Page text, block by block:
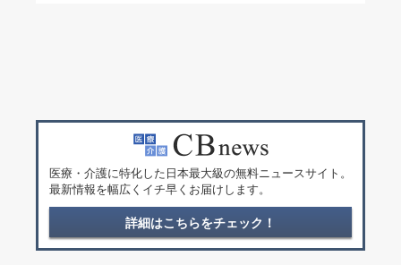
医療・介護に特化した日本最大級の無料ニュースサイト。
最新情報を幅広くイチ早くお届けします。
詳細はこちらをチェック！